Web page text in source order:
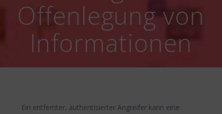
Offenlegung von
Informationen
Ein entfernter, authentisierter Angreifer kann eine